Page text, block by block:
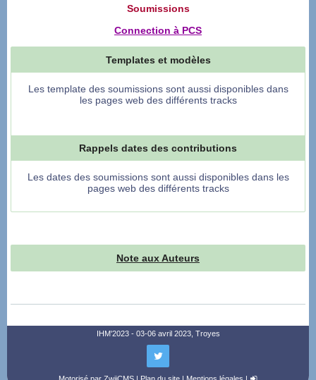
Soumissions
Connection à PCS
Templates et modèles
Les template des soumissions sont aussi disponibles dans
les pages web des différents tracks
Rappels dates des contributions
Les dates des soumissions sont aussi disponibles dans les
pages web des différents tracks
Note aux Auteurs
IHM'2023 - 03-06 avril 2023, Troyes
Motorisé par ZwiiCMS| Plan du site| Mentions légales |